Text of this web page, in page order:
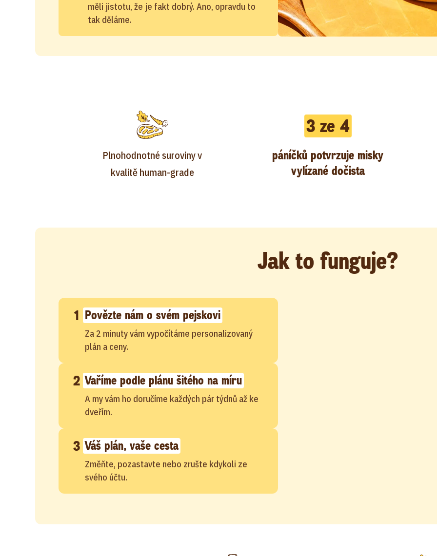
měli jistotu, že je fakt dobrý. Ano, opravdu to
tak děláme.
Plnohodnotné suroviny v
kvalitě human-grade
3 ze 4
páníčků potvrzuje misky
vylízané dočista
Jak to funguje?
1 Povězte nám o svém pejskovi
Za 2 minuty vám vypočítáme personalizovaný
plán a ceny.
2 Vaříme podle plánu šitého na míru
A my vám ho doručíme každých pár týdnů až ke
dveřím.
3 Váš plán, vaše cesta
Změňte, pozastavte nebo zrušte kdykoli ze
svého účtu.